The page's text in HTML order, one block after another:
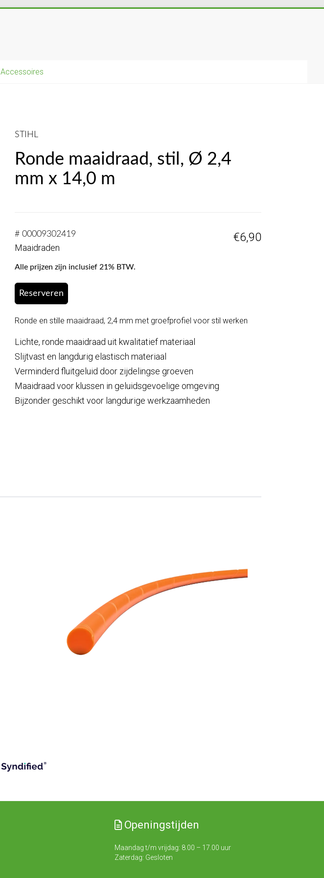
Accessoires
STIHL
Ronde maaidraad, stil, Ø 2,4
mm x 14,0 m
# 00009302419
Maaidraden
€6,90
Alle prijzen zijn inclusief 21% BTW.
Reserveren
Ronde en stille maaidraad, 2,4 mm met groefprofiel voor stil werken
Lichte, ronde maaidraad uit kwalitatief materiaal
Slijtvast en langdurig elastisch materiaal
Verminderd fluitgeluid door zijdelingse groeven
Maaidraad voor klussen in geluidsgevoelige omgeving
Bijzonder geschikt voor langdurige werkzaamheden
Openingstijden
Maandag t/m vrijdag: 8.00 – 17.00 uur
Zaterdag: Gesloten